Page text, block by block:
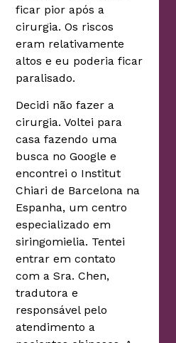
ficar pior após a
cirurgia. Os riscos
eram relativamente
altos e eu poderia ficar
paralisado.
Decidi não fazer a
cirurgia. Voltei para
casa fazendo uma
busca no Google e
encontrei o Institut
Chiari de Barcelona na
Espanha, um centro
especializado em
siringomielia. Tentei
entrar em contato
com a Sra. Chen,
tradutora e
responsável pelo
atendimento a